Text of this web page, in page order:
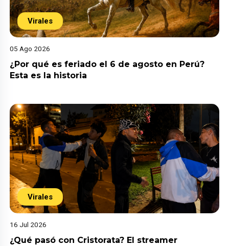
Virales
05 Ago 2026
¿Por qué es feriado el 6 de agosto en Perú?
Esta es la historia
Virales
16 Jul 2026
¿Qué pasó con Cristorata? El streamer